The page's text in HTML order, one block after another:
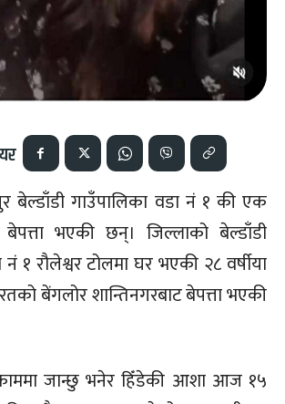
बेल्डाँडी गाउँपालिका वडा नं १ की एक
बेपत्ता भएकी छन्। जिल्लाको बेल्डाँडी
१ रौलेश्वर टोलमा घर भएकी २८ वर्षीया
बेंगलोर शान्तिनगरबाट बेपत्ता भएकी
जान्छु भनेर हिँडेकी आशा आज १५